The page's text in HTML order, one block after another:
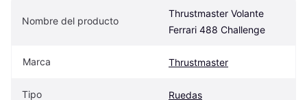
Nombre del producto
Thrustmaster Volante
Ferrari 488 Challenge
Marca Thrustmaster
Tipo Ruedas